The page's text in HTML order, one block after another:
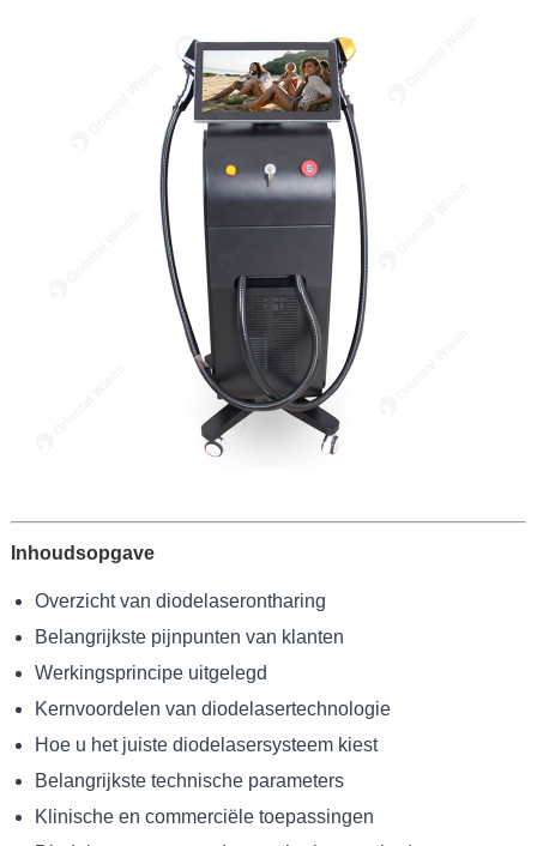
Inhoudsopgave
Overzicht van diodelaserontharing
Belangrijkste pijnpunten van klanten
Werkingsprincipe uitgelegd
Kernvoordelen van diodelasertechnologie
Hoe u het juiste diodelasersysteem kiest
Belangrijkste technische parameters
Klinische en commerciële toepassingen